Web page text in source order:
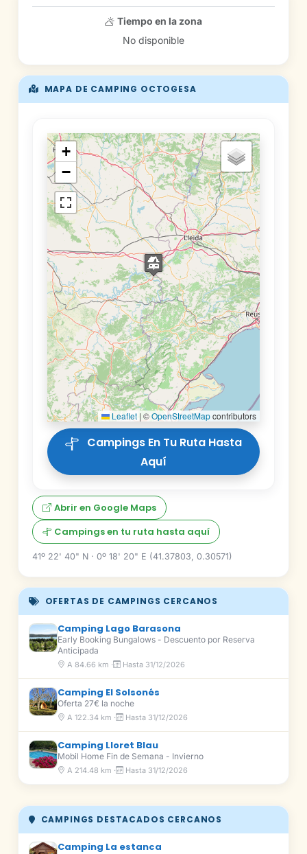
MAPA DE CAMPING OCTOGESA
+
−
Leaflet | ©OpenStreetMapcontributors
Aquí
Abrir en Google Maps
Campings en tu ruta hasta aquí
41º 22' 40" N · 0º 18' 20" E (41.37803, 0.30571)
OFERTAS DE CAMPINGS CERCANOS
Camping Lago Barasona
Early Booking Bungalows - Descuento por Reserva
Anticipada
A 84.66 km · Hasta 31/12/2026
Camping El Solsonés
Oferta 27€ la noche
A 122.34 km · Hasta 31/12/2026
Camping Lloret Blau
Mobil Home Fin de Semana - Invierno
A 214.48 km · Hasta 31/12/2026
Tiempo en la zona
No disponible
CAMPINGS DESTACADOS CERCANOS
Camping La estanca